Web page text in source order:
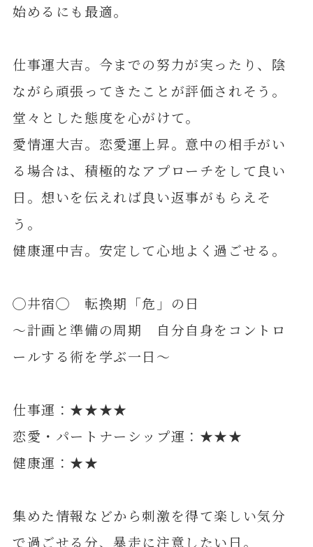
始めるにも最適。
仕事運大吉。今までの努力が実ったり、陰
ながら頑張ってきたことが評価されそう。
堂々とした態度を心がけて。
愛情運大吉。恋愛運上昇。意中の相手がい
る場合は、積極的なアプローチをして良い
日。想いを伝えれば良い返事がもらえそ
う。
健康運中吉。安定して心地よく過ごせる。
◯井宿◯ 転換期「危」の日
～計画と準備の周期 自分自身をコントロ
ールする術を学ぶ一日～
仕事運：★★★★
恋愛・パートナーシップ運：★★★
健康運：★★
集めた情報などから刺激を得て楽しい気分
で過ごせる分、暴走に注意したい日。